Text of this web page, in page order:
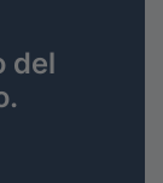
del